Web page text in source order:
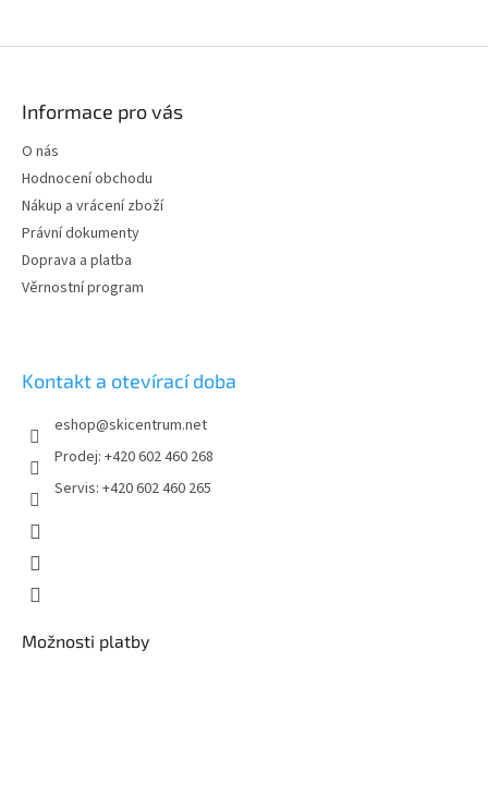
Informace pro vás
O nás
Hodnocení obchodu
Nákup a vrácení zboží
Právní dokumenty
Doprava a platba
Věrnostní program
Kontakt a otevírací doba
eshop@skicentrum.net
Prodej: +420 602 460 268
Servis: +420 602 460 265
Možnosti platby